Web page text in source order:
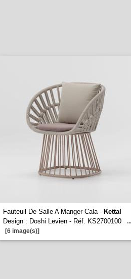
Fauteuil De Salle A Manger Cala - Kettal
Design : Doshi Levien - Réf. KS2700100
...
[6 image(s)]